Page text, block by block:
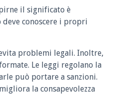
il significato è
conoscere i propri
problemi legali. Inoltre,
Le leggi regolano la
può portare a sanzioni.
la consapevolezza